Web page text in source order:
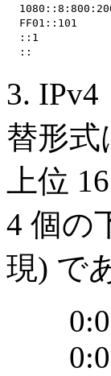
FF01::101
::1
3.
替形式
上位
4 個の
現) で